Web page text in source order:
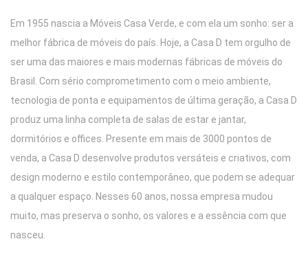
Em 1955 nascia a Móveis Casa Verde, e com ela um sonho: ser a
melhor fábrica de móveis do país. Hoje, a Casa D tem orgulho de
ser uma das maiores e mais modernas fábricas de móveis do
Brasil. Com sério comprometimento com o meio ambiente,
tecnologia de ponta e equipamentos de última geração, a Casa D
produz uma linha completa de salas de estar e jantar,
dormitórios e offices. Presente em mais de 3000 pontos de
venda, a Casa D desenvolve produtos versáteis e criativos, com
design moderno e estilo contemporâneo, que podem se adequar
a qualquer espaço. Nesses 60 anos, nossa empresa mudou
muito, mas preserva o sonho, os valores e a essência com que
nasceu.